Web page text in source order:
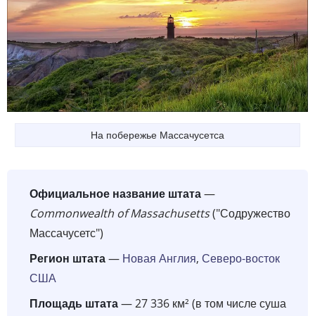
На побережье Массачусетса
Официальное название штата—
Commonwealth of Massachusetts("Содружество
Массачусетс")
Регион штата— Новая Англия, Северо-восток
США
Площадь штата— 27 336 км² (в том числе суша